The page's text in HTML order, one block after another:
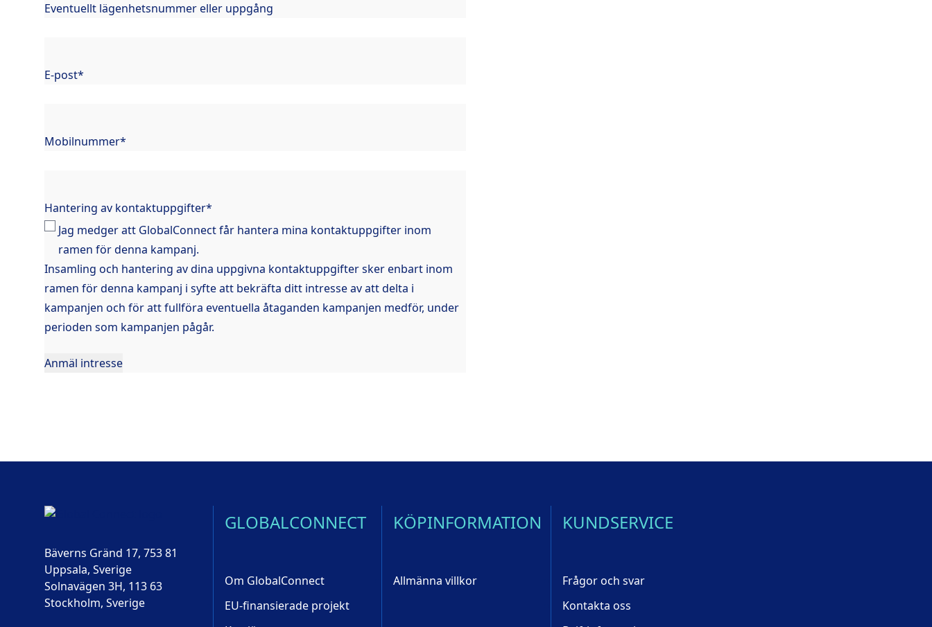
Eventuellt lägenhetsnummer eller uppgång
E-post*
Mobilnummer*
Hantering av kontaktuppgifter*
Jag medger att GlobalConnect får hantera mina kontaktuppgifter inom
ramen för denna kampanj.
Insamling och hantering av dina uppgivna kontaktuppgifter sker enbart inom
ramen för denna kampanj i syfte att bekräfta ditt intresse av att delta i
kampanjen och för att fullföra eventuella åtaganden kampanjen medför, under
perioden som kampanjen pågår.
Bäverns Gränd 17, 753 81
Uppsala, Sverige
Solnavägen 3H, 113 63
Stockholm, Sverige
GLOBALCONNECT
Om GlobalConnect
EU-finansierade projekt
KÖPINFORMATION
Allmänna villkor
KUNDSERVICE
Frågor och svar
Kontakta oss